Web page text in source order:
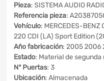
Pieza: SISTEMA AUDIO
Referencia pieza:
Vehículo: MERCEDES-BENZ
220 CDI (LA) Sport Edition
Año fabricación: 2005 2006
Estado: Material de segunda
Nº Puertas: 3
Ubicación: Almacenada